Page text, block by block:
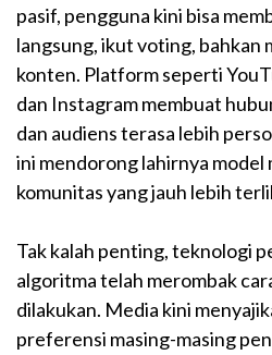
pasif, pengguna kini bisa
langsung, ikut voting, bahkan
konten. Platform seperti
dan Instagram membuat
dan audiens terasa lebih
ini mendorong lahirnya model
komunitas yang jauh lebih
Tak kalah penting, teknologi
algoritma telah merombak
dilakukan. Media kini
preferensi masing-masing